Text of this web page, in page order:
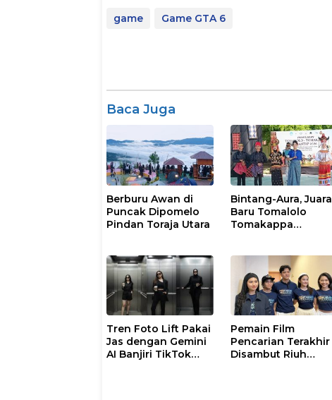
game Game GTA 6
Baca Juga
Berburu Awan di
Puncak Dipomelo
Pindan Toraja Utara
Bintang-Aura, Juara
Baru Tomalolo
Tomakappa
Tren Foto Lift Pakai
Jas dengan Gemini
AI Banjiri TikTok
Pemain Film
Pencarian Terakhir
Disambut Riuh